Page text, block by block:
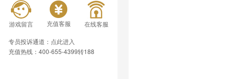
游戏留言 充值客服 在线客服
专员投诉通道： 点此进入
充值热线：400-655-4399转188